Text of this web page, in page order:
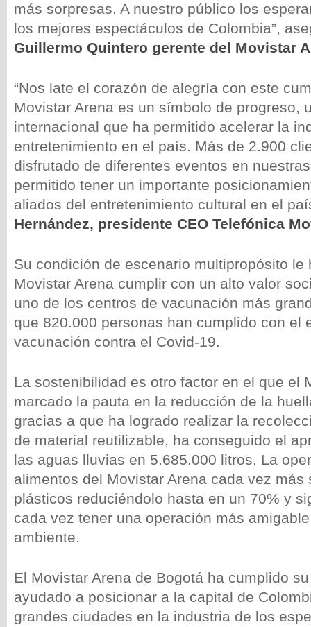
más sorpresas. A nuestro público los
los mejores espectáculos de Colombia”,
Guillermo Quintero gerente del Movistar
“Nos late el corazón de alegría con este
Movistar Arena es un símbolo de progreso,
internacional que ha permitido acelerar la
entretenimiento en el país. Más de 2.900
disfrutado de diferentes eventos en
permitido tener un importante
aliados del entretenimiento cultural en el
Hernández, presidente CEO Telefónica
Su condición de escenario multipropósito le
Movistar Arena cumplir con un alto valor
uno de los centros de vacunación más
que 820.000 personas han cumplido con el
vacunación contra el Covid-19.
La sostenibilidad es otro factor en el que el
marcado la pauta en la reducción de la
gracias a que ha logrado realizar la
de material reutilizable, ha conseguido el
las aguas lluvias en 5.685.000 litros. La
alimentos del Movistar Arena cada vez más
plásticos reduciéndolo hasta en un 70% y
cada vez tener una operación más
ambiente.
El Movistar Arena de Bogotá ha cumplido
ayudado a posicionar a la capital de
grandes ciudades en la industria de los